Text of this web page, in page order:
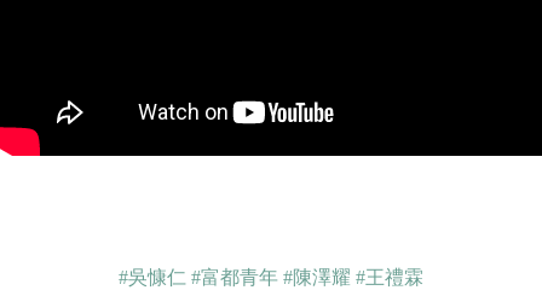
#吳慷仁 #富都青年 #陳澤耀 #王禮霖